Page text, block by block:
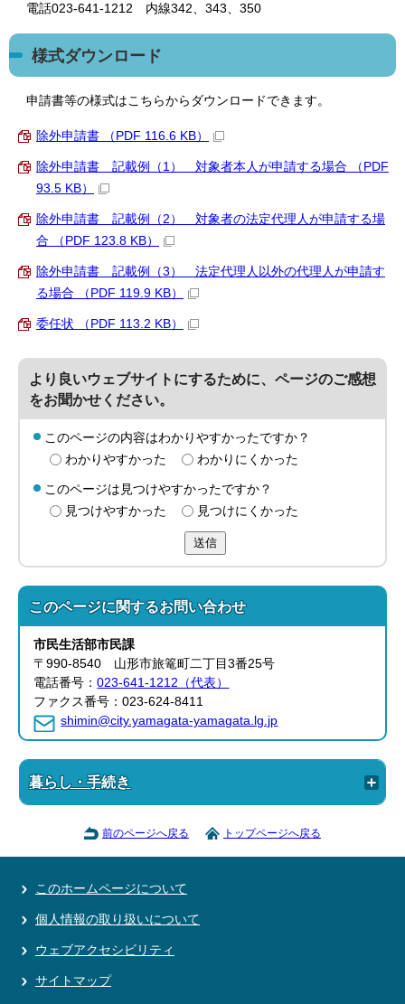
電話023-641-1212 内線342、343、350
様式ダウンロード
申請書等の様式はこちらからダウンロードできます。
除外申請書 （PDF 116.6 KB）
除外申請書 記載例（1） 対象者本人が申請する場合 （PDF
93.5 KB）
除外申請書 記載例（2） 対象者の法定代理人が申請する場
合 （PDF 123.8 KB）
除外申請書 記載例（3） 法定代理人以外の代理人が申請す
る場合 （PDF 119.9 KB）
委任状 （PDF 113.2 KB）
より良いウェブサイトにするために、ページのご感想
をお聞かせください。
このページの内容はわかりやすかったですか？
わかりやすかった
わかりにくかった
このページは見つけやすかったですか？
見つけやすかった
見つけにくかった
送信
このページに関するお問い合わせ
市民生活部市民課
〒990-8540 山形市旅篭町二丁目3番25号
電話番号：023-641-1212（代表）
ファクス番号：023-624-8411
shimin@city.yamagata-yamagata.lg.jp
暮らし・手続き
前のページへ戻る トップページへ戻る
このホームページについて
個人情報の取り扱いについて
ウェブアクセシビリティ
サイトマップ